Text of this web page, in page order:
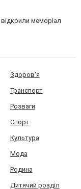
меморіал
Здоров'я
Транспорт
Розваги
Спорт
Культура
Мода
Родина
Дитячий розділ